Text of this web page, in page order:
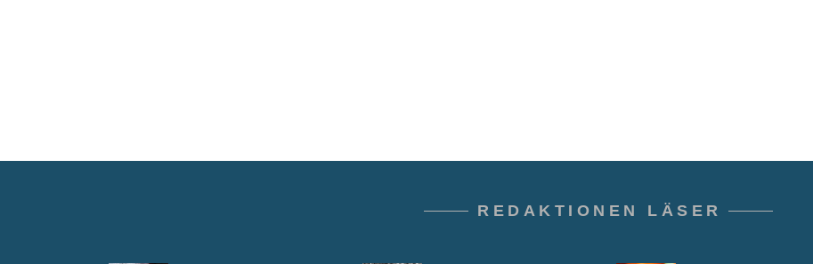
REDAKTIONEN LÄSER